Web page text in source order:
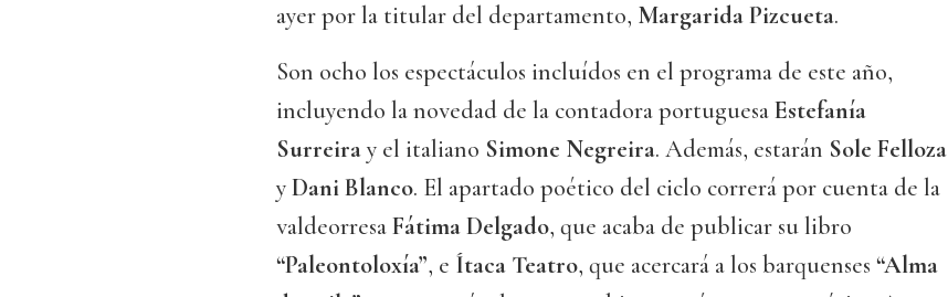
ayer por la titular del departamento, Margarida Pizcueta.
Son ocho los espectáculos incluídos en el programa de este año,
incluyendo la novedad de la contadora portuguesaEstefanía
Surreiray el italiano Simone Negreira. Además, estarán Sole Felloza
yDani Blanco. El apartado poético del ciclo correrá por cuenta de la
valdeorresaFátima Delgado, que acaba de publicar su libro
“Paleontoloxía”, e Ítaca Teatro, que acercará a los barquenses “Alma